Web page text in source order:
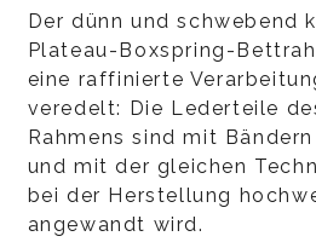
Der dünn und schwebend
Plateau-Boxspring-
eine raffinierte
veredelt: Die Lederteile
Rahmens sind mit
und mit der gleichen
bei der Herstellung
angewandt wird.